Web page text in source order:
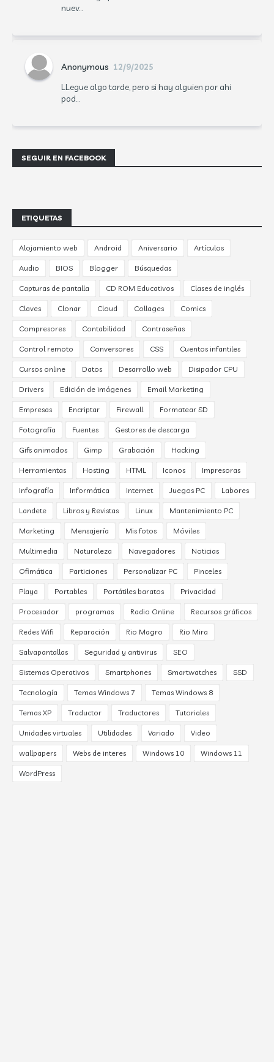
nuev...
Anonymous 12/9/2025
LLegue algo tarde, pero si hay alguien por ahi
pod...
SEGUIR EN FACEBOOK
ETIQUETAS
Alojamiento web Android Aniversario Artículos
Audio BIOS Blogger Búsquedas
Capturas de pantalla CD ROM Educativos Clases de inglés
Claves Clonar Cloud Collages Comics
Compresores Contabilidad Contraseñas
Control remoto Conversores CSS Cuentos infantiles
Cursos online Datos Desarrollo web Disipador CPU
Drivers Edición de imágenes Email Marketing
Empresas Encriptar Firewall Formatear SD
Fotografía Fuentes Gestores de descarga
Gifs animados Gimp Grabación Hacking
Herramientas Hosting HTML Iconos Impresoras
Infografía Informática Internet Juegos PC Labores
Landete Libros y Revistas Linux Mantenimiento PC
Marketing Mensajería Mis fotos Móviles
Multimedia Naturaleza Navegadores Noticias
Ofimática Particiones Personalizar PC Pinceles
Playa Portables Portátiles baratos Privacidad
Procesador programas Radio Online Recursos gráficos
Redes Wifi Reparación Rio Magro Rio Mira
Salvapantallas Seguridad y antivirus SEO
Sistemas Operativos Smartphones Smartwatches SSD
Tecnología Temas Windows 7 Temas Windows 8
Temas XP Traductor Traductores Tutoriales
Unidades virtuales Utilidades Variado Video
wallpapers Webs de interes Windows 10 Windows 11
WordPress